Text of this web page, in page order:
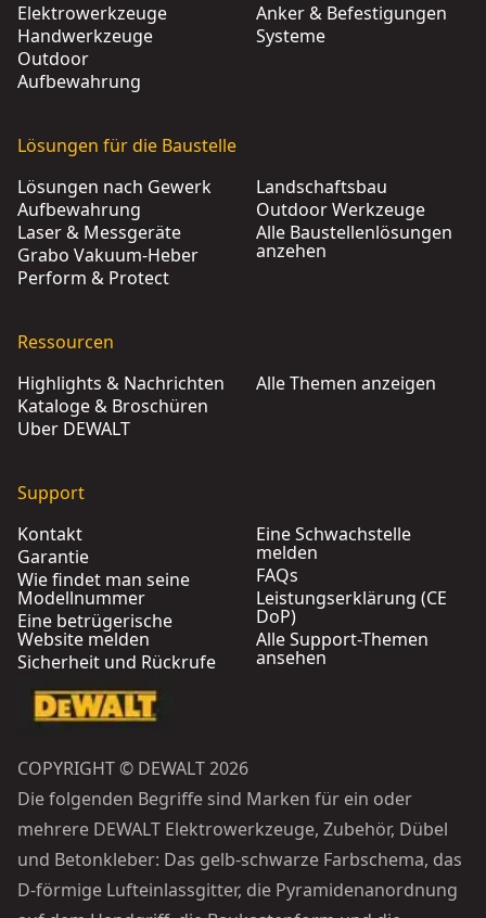
Elektrowerkzeuge
Handwerkzeuge
Outdoor
Aufbewahrung
Anker & Befestigungen
Systeme
Lösungen für die Baustelle
Lösungen nach Gewerk
Aufbewahrung
Laser & Messgeräte
Grabo Vakuum-Heber
Perform & Protect
Landschaftsbau
Outdoor Werkzeuge
Alle Baustellenlösungen
anzehen
Ressourcen
Highlights & Nachrichten
Kataloge & Broschüren
Über DEWALT
Alle Themen anzeigen
Support
Kontakt
Garantie
Wie findet man seine
Modellnummer
Eine betrügerische
Website melden
Sicherheit und Rückrufe
Eine Schwachstelle
melden
FAQs
Leistungserklärung (CE
DoP)
Alle Support-Themen
ansehen
COPYRIGHT © DEWALT 2026
Die folgenden Begriffe sind Marken für ein oder
mehrere DEWALT Elektrowerkzeuge, Zubehör, Dübel
und Betonkleber: Das gelb-schwarze Farbschema, das
D-förmige Lufteinlassgitter, die Pyramidenanordnung